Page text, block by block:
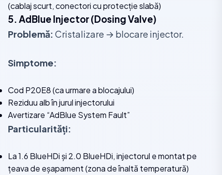
(cablaj scurt, conectori cu protecție slabă)
5. AdBlue Injector (Dosing Valve)
Problemă: Cristalizare → blocare injector.
Simptome:
Cod P20E8 (ca urmare a blocajului)
Reziduu alb în jurul injectorului
Avertizare “AdBlue System Fault”
Particularități:
La 1.6 BlueHDi și 2.0 BlueHDi, injectorul e montat pe
țeava de eșapament (zona de înaltă temperatură)